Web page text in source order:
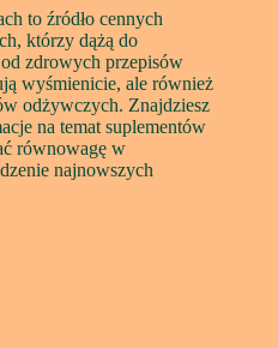
to źródło cennych
którzy dążą do
zdrowych przepisów
wyśmienicie, ale również
odżywczych. Znajdziesz
na temat suplementów
równowagę w
najnowszych